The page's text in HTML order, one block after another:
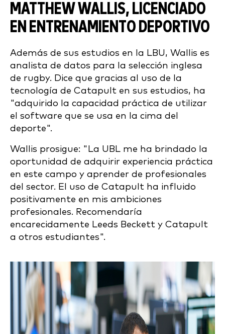
MATTHEW WALLIS, LICENCIADO
EN ENTRENAMIENTO DEPORTIVO
Además de sus estudios en la LBU, Wallis es
analista de datos para la selección inglesa
de rugby. Dice que gracias al uso de la
tecnología de Catapult en sus estudios, ha
"adquirido la capacidad práctica de utilizar
el software que se usa en la cima del
deporte".
Wallis prosigue: "La UBL me ha brindado la
oportunidad de adquirir experiencia práctica
en este campo y aprender de profesionales
del sector. El uso de Catapult ha influido
positivamente en mis ambiciones
profesionales. Recomendaría
encarecidamente Leeds Beckett y Catapult
a otros estudiantes".